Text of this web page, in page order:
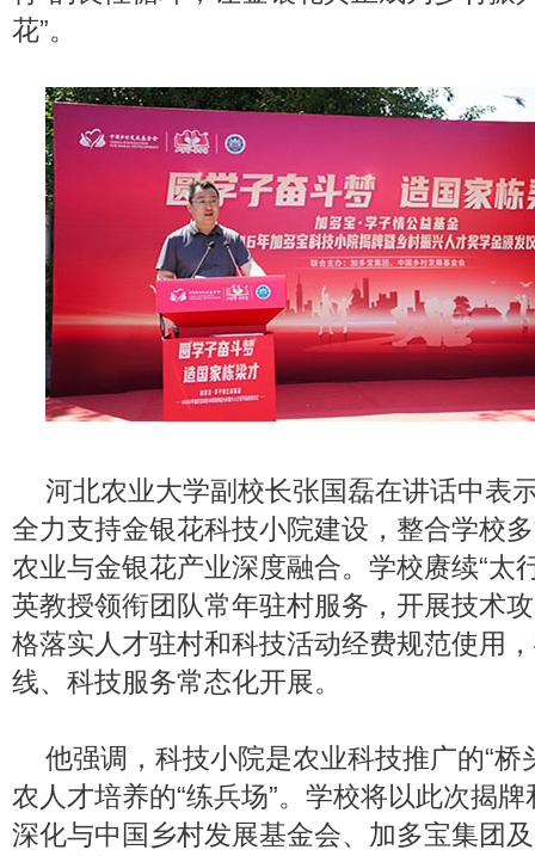
花”。
河北农业大学副校长张国磊在讲话中表
全力支持金银花科技小院建设，整合学校
农业与金银花产业深度融合。学校赓续“太
英教授领衔团队常年驻村服务，开展技术
格落实人才驻村和科技活动经费规范使用
线、科技服务常态化开展。
他强调，科技小院是农业科技推广的“桥
农人才培养的“练兵场”。学校将以此次揭
深化与中国乡村发展基金会、加多宝集团